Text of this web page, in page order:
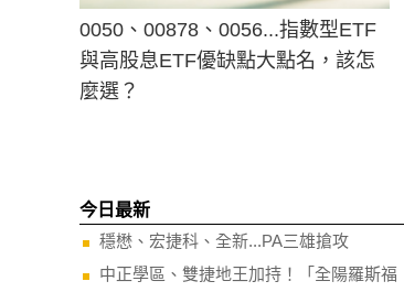
0050、00878、0056...指數型ETF
與高股息ETF優缺點大點名，該怎
麼選？
今日最新
穩懋、宏捷科、全新...PA三雄搶攻
中正學區、雙捷地王加持！「全陽羅斯福